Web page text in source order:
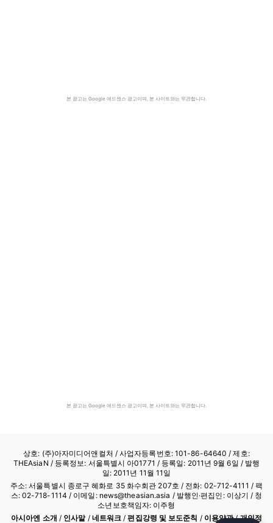
본 광고는 Google 애드센스 광고이며, 본 사이트와는 무관합니다.
본 광고는 Google 애드센스 광고이며, 본 사이트와는 무관합니다.
상호: (주)아자미디어앤컬처 /사업자등록번호: 101-86-64640 / 제호:
THEAsiaN / 등록정보: 서울특별시 아01771 / 등록일: 2011년 9월 6일 / 발행
일: 2011년 11월 11일
주소: 서울특별시 종로구 혜화로 35 화수회관 207호 / 전화: 02-712-4111 / 팩
스: 02-718-1114 / 이메일: news@theasian.asia / 발행인·편집인: 이상기 / 청
소년보호책임자: 이주형
아시아엔 소개 / 인사말/ 네트워크 /편집강령 및 보도준칙 / 이용약관/개인정